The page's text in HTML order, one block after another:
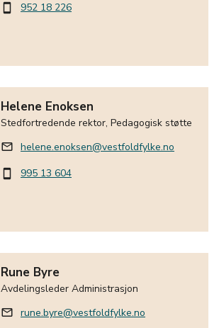
smartphone 952 18 226
Helene Enoksen
Stedfortredende rektor, Pedagogisk støtte
mail_outline helene.enoksen@vestfoldfylke.no
smartphone 995 13 604
Rune Byre
Avdelingsleder Administrasjon
mail_outline rune.byre@vestfoldfylke.no